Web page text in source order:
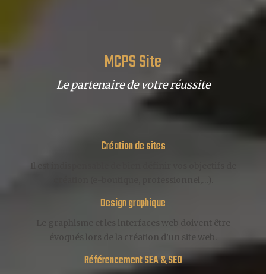
MCPS Site
Le partenaire de votre réussite
Création de sites
Il est indispensable de bien définir vos objectifs de
Design graphique
Le graphisme et les interfaces web doivent être
évoqués lors de la création d’un site web.
Référencement SEA & SEO